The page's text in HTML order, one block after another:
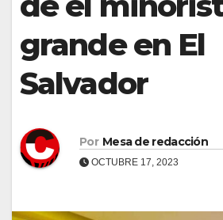
grande en El
Salvador
Por Mesa de redacción
OCTUBRE 17, 2023